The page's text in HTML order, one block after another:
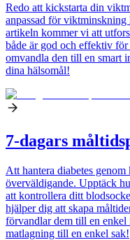
Redo att kickstarta din
anpassad för
artikeln kommer vi att
både är god och effektiv
omvandla den till en smart
dina hälsomål!
7-dagars
Att hantera diabetes
överväldigande. Upptäck
att kontrollera ditt
hjälper dig att skapa
förvandlar dem till en enkel
matlagning till en enkel sak!